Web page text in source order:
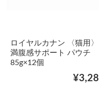
ロイヤルカナン 〈猫用〉
満腹感サポート パウチ
85g×12個